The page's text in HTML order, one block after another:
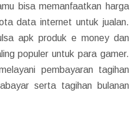
bisa memanfaatkan harga
data internet untuk jualan.
apk produk e money dan
populer untuk para gamer.
pembayaran tagihan
serta tagihan bulanan